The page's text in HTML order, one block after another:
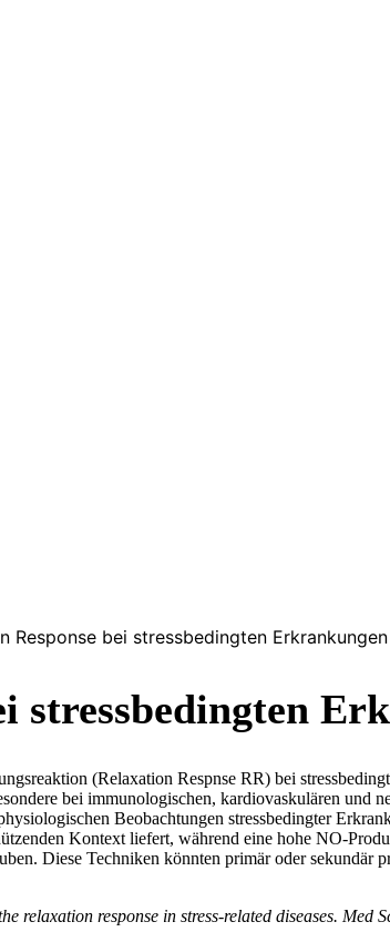
Response bei stressbedingten Erkrankungen
stressbedingten
(Relaxation Respnse RR) bei
bei immunologischen, kardiovaskulären und
Beobachtungen stressbedingter
Kontext liefert, während eine hohe NO-
Diese Techniken könnten primär oder sekundär
relaxation response in stress-related diseases.